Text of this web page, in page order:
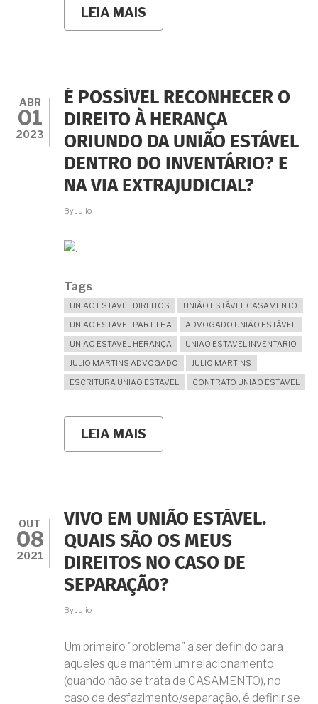
LEIA MAIS
TÍNHAMOS
FALECIDO
SÓ
DEIXOU
BENS
ANTERIORES
E
FILHOS
DE
OUTRO
BENS?
ABR
01
2023
É POSSÍVEL RECONHECER O
DIREITO À HERANÇA
ORIUNDO DA UNIÃO ESTÁVEL
DENTRO DO INVENTÁRIO? E
NA VIA EXTRAJUDICIAL?
ByJulio
Tags
UNIAO ESTAVEL DIREITOS
UNIÃO ESTÁVEL CASAMENTO
UNIAO ESTAVEL PARTILHA
ADVOGADO UNIÃO ESTÁVEL
UNIAO ESTAVEL HERANÇA
UNIAO ESTAVEL INVENTARIO
JULIO MARTINS ADVOGADO
JULIO MARTINS
ESCRITURA UNIAO ESTAVEL
CONTRATO UNIAO ESTAVEL
LEIA MAIS
À
HERANÇA
ORIUNDO
DA
UNIÃO
ESTÁVEL
DENTRO
NA
VIA
EXTRAJUDICIAL?
OUT
08
2021
VIVO EM UNIÃO ESTÁVEL.
QUAIS SÃO OS MEUS
DIREITOS NO CASO DE
SEPARAÇÃO?
ByJulio
Um primeiro "problema" a ser definido para
aqueles que mantém um relacionamento
(quando não se trata de CASAMENTO), no
caso de desfazimento/separação, é definir se